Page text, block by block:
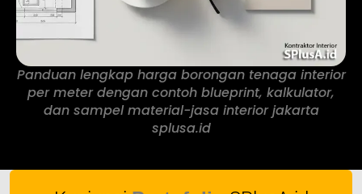
Panduan lengkap harga borongan tenaga interior
per meter dengan contoh blueprint, kalkulator,
dan sampel material-jasa interior jakarta
splusa.id